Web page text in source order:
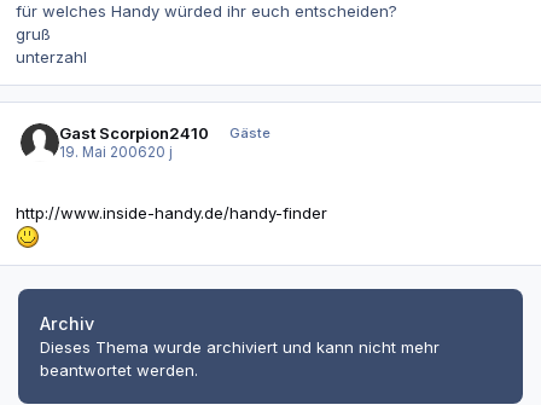
für welches Handy würded ihr euch entscheiden?
gruß
unterzahl
Gast Scorpion2410
Gäste
19. Mai 200620 j
http://www.inside-handy.de/handy-finder
Archiv
Dieses Thema wurde archiviert und kann nicht mehr
beantwortet werden.